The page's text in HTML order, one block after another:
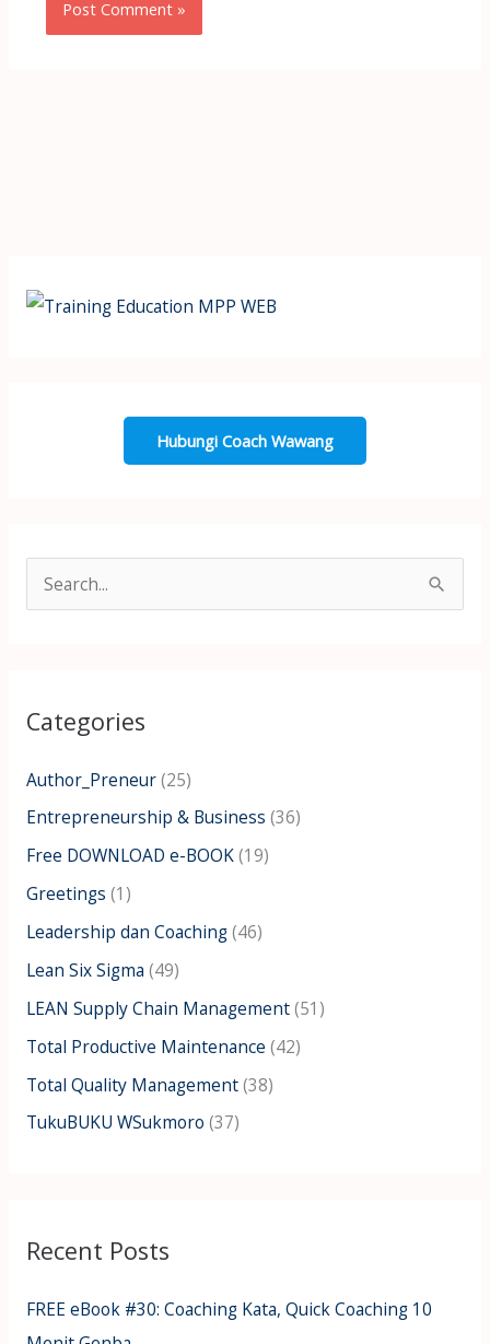
Hubungi Coach Wawang
c
f
o
r
:
Categories
Author_Preneur(25)
Entrepreneurship & Business (36)
Free DOWNLOAD e-BOOK(19)
Greetings (1)
Leadership dan Coaching(46)
Lean Six Sigma (49)
LEAN Supply Chain Management(51)
Total Productive Maintenance (42)
Total Quality Management(38)
TukuBUKU WSukmoro (37)
Recent Posts
FREE eBook #30: Coaching Kata, Quick Coaching 10